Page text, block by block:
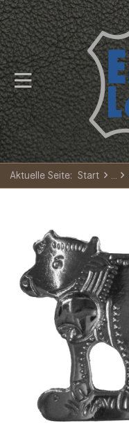
Aktuelle Seite: Start